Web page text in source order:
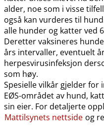
alder, noe som i visse
også kan vurderes til
alle hunder og katter ved
Deretter vaksineres
års intervaller, eventuelt
herpesvirusinfeksjon
som høy.
Spesielle vilkår gjelder for
EØS-området av hund,
sin eier. For detaljerte
Mattilsynets nettside og